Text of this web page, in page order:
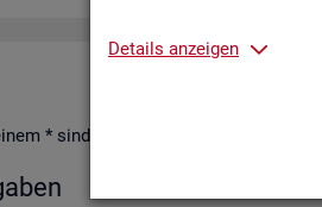
Details anzeigen
* sind Pflicht­fel­der und müs­sen